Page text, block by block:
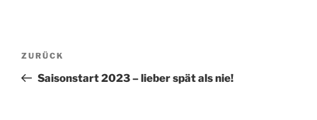
Beitragsnavigation
Vorheriger
Beitrag
ZURÜCK
Saisonstart 2023 – lieber spät als nie!